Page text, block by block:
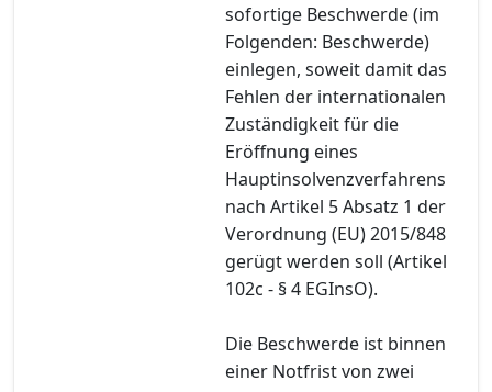
sofortige Beschwerde (im
Folgenden: Beschwerde)
einlegen, soweit damit das
Fehlen der internationalen
Zuständigkeit für die
Eröffnung eines
Hauptinsolvenzverfahrens
nach Artikel 5 Absatz 1 der
Verordnung (EU) 2015/848
gerügt werden soll (Artikel
102c - § 4 EGInsO).
Die Beschwerde ist binnen
einer Notfrist von zwei